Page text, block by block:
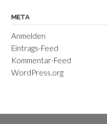
META
Anmelden
Eintrags-Feed
Kommentar-Feed
WordPress.org